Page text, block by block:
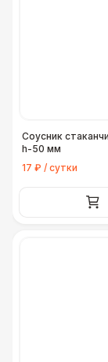
Соусник
h-50 мм
17 ₽ / сутки